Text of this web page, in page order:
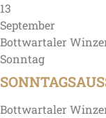
13
September
Bottwartaler
Sonntag
Bottwartaler